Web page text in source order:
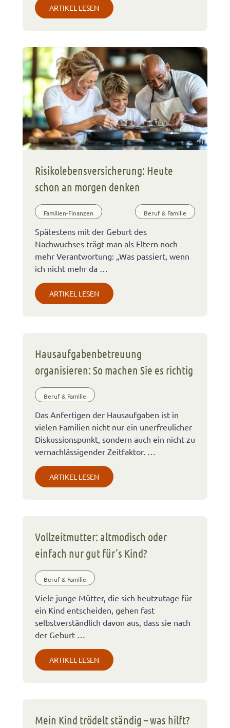
ARTIKEL LESEN
Risikolebensversicherung: Heute
schon an morgen denken
Familien-Finanzen Beruf & Familie
Spätestens mit der Geburt des
Nachwuchses trägt man als Eltern noch
mehr Verantwortung: „Was passiert, wenn
ich nicht mehr da …
ARTIKEL LESEN
Hausaufgabenbetreuung
organisieren: So machen Sie es richtig
Beruf & Familie
Das Anfertigen der Hausaufgaben ist in
vielen Familien nicht nur ein unerfreulicher
Diskussionspunkt, sondern auch ein nicht zu
vernachlässigender Zeitfaktor. …
ARTIKEL LESEN
Vollzeitmutter: altmodisch oder
einfach nur gut für’s Kind?
Beruf & Familie
Viele junge Mütter, die sich heutzutage für
ein Kind entscheiden, gehen fast
selbstverständlich davon aus, dass sie nach
der Geburt …
ARTIKEL LESEN
Mein Kind trödelt ständig – was hilft?